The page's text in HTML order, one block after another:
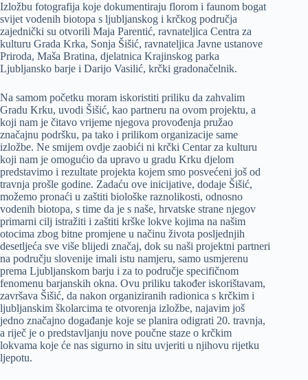
Izložbu fotografija koje dokumentiraju florom i faunom bogat
svijet vodenih biotopa s ljubljanskog i krčkog područja
zajednički su otvorili Maja Parentić, ravnateljica Centra za
kulturu Grada Krka, Sonja Šišić, ravnateljica Javne ustanove
Priroda, Maša Bratina, djelatnica Krajinskog parka
Ljubljansko barje i Darijo Vasilić, krčki gradonačelnik.
Na samom početku moram iskoristiti priliku da zahvalim
Gradu Krku, uvodi Šišić, kao partneru na ovom projektu, a
koji nam je čitavo vrijeme njegova provođenja pružao
značajnu podršku, pa tako i prilikom organizacije same
izložbe. Ne smijem ovdje zaobići ni krčki Centar za kulturu
koji nam je omogućio da upravo u gradu Krku djelom
predstavimo i rezultate projekta kojem smo posvećeni još od
travnja prošle godine. Zadaću ove inicijative, dodaje Šišić,
možemo pronaći u zaštiti biološke raznolikosti, odnosno
vodenih biotopa, s time da je s naše, hrvatske strane njegov
primarni cilj istražiti i zaštiti krške lokve kojima na našim
otocima zbog bitne promjene u načinu života posljednjih
desetljeća sve više blijedi značaj, dok su naši projektni partneri
na području slovenije imali istu namjeru, samo usmjerenu
prema Ljubljanskom barju i za to područje specifičnom
fenomenu barjanskih okna. Ovu priliku također iskorištavam,
završava Šišić, da nakon organiziranih radionica s krčkim i
ljubljanskim školarcima te otvorenja izložbe, najavim još
jedno značajno događanje koje se planira odigrati 20. travnja,
a riječ je o predstavljanju nove poučne staze o krčkim
lokvama koje će nas sigurno in situ uvjeriti u njihovu rijetku
ljepotu.